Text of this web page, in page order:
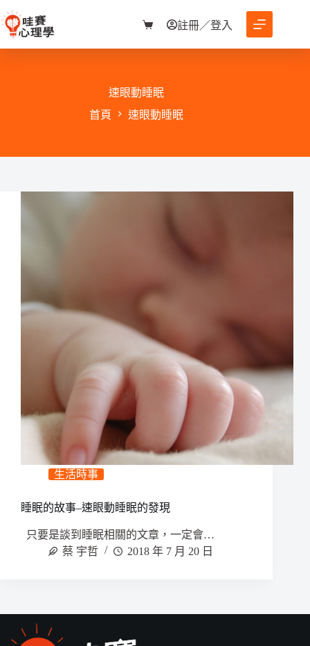
至
購
物
註冊／登入
速眼動睡眠
首頁
速眼動睡眠
生活時事
睡眠的故事–速眼動睡眠的發現
只要是談到睡眠相關的文章，一定會…
蔡 宇哲
2018 年 7 月 20 日